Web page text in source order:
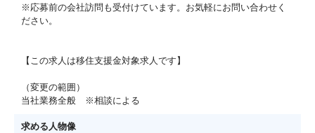
※応募前の会社訪問も受付けています。お気軽にお問い合わせく
ださい。
【この求人は移住支援金対象求人です】
（変更の範囲）
当社業務全般 ※相談による
求める人物像